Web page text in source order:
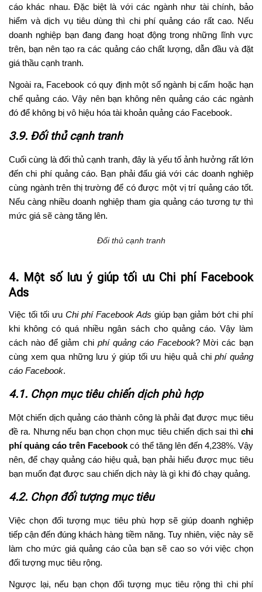
cáo khác nhau. Đặc biệt là với các ngành như tài chính, bảo
hiểm và dịch vụ tiêu dùng thì chi phí quảng cáo rất cao. Nếu
doanh nghiệp bạn đang đang hoạt động trong những lĩnh vực
trên, bạn nên tạo ra các quảng cáo chất lượng, dẫn đầu và đặt
giá thầu cạnh tranh.
Ngoài ra, Facebook có quy định một số ngành bị cấm hoặc hạn
chế quảng cáo. Vậy nên bạn không nên quảng cáo các ngành
đó để không bị vô hiệu hóa tài khoản quảng cáo Facebook.
3.9. Đối thủ cạnh tranh
Cuối cùng là đối thủ cạnh tranh, đây là yếu tố ảnh hưởng rất lớn
đến chi phí quảng cáo. Bạn phải đấu giá với các doanh nghiệp
cùng ngành trên thị trường để có được một vị trí quảng cáo tốt.
Nếu càng nhiều doanh nghiệp tham gia quảng cáo tương tự thì
mức giá sẽ càng tăng lên.
Đối thủ cạnh tranh
4. Một số lưu ý giúp tối ưu Chi phí Facebook
Ads
Việc tối tối ưu Chi phí Facebook Ads giúp bạn giảm bớt chi phí
khi không có quá nhiều ngân sách cho quảng cáo. Vậy làm
cách nào để giảm chiphí quảng cáo Facebook? Mời các bạn
cùng xem qua những lưu ý giúp tối ưu hiệu quả chiphí quảng
cáo Facebook.
4.1. Chọn mục tiêu chiến dịch phù hợp
Một chiến dịch quảng cáo thành công là phải đạt được mục tiêu
đề ra. Nhưng nếu bạn chọn chọn mục tiêu chiến dịch sai thì chi
phí quảng cáo trên Facebook có thể tăng lên đến 4,238%. Vậy
nên, để chạy quảng cáo hiệu quả, bạn phải hiểu được mục tiêu
bạn muốn đạt được sau chiến dịch này là gì khi đó chạy quảng.
4.2. Chọn đối tượng mục tiêu
Việc chọn đối tượng mục tiêu phù hợp sẽ giúp doanh nghiệp
tiếp cận đến đúng khách hàng tiềm năng. Tuy nhiên, việc này sẽ
làm cho mức giá quảng cáo của bạn sẽ cao so với việc chọn
đối tượng mục tiêu rộng.
Ngược lại, nếu bạn chọn đối tượng mục tiêu rộng thì chi phí